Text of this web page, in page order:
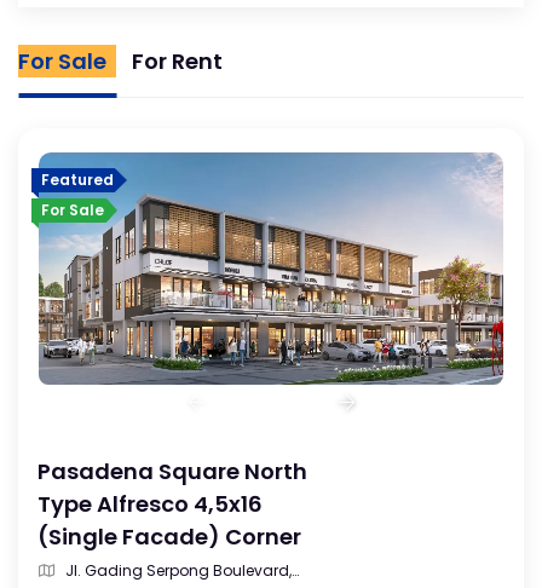
For Sale For Rent
Featured
For Sale
Pasadena Square North
Type Alfresco 4,5x16
(Single Facade) Corner